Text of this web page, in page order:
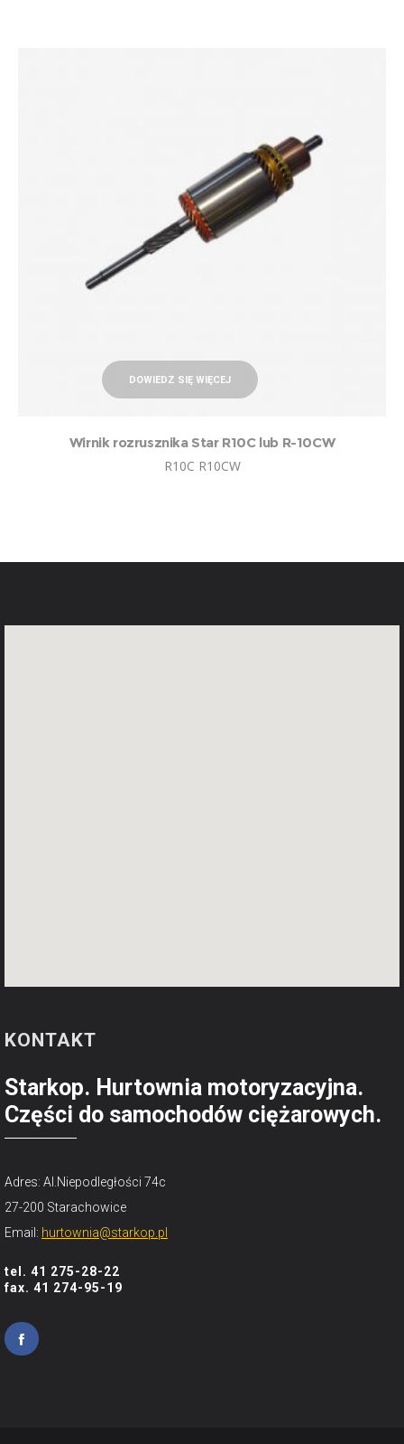
DOWIEDZ SIĘ WIĘCEJ
Wirnik rozrusznika Star R10C lub R-10CW
R10C R10CW
KONTAKT
Starkop. Hurtownia motoryzacyjna.
Części do samochodów ciężarowych.
Adres: Al.Niepodległości 74c
27-200 Starachowice
Email: hurtownia@starkop.pl
tel. 41 275-28-22
fax. 41 274-95-19